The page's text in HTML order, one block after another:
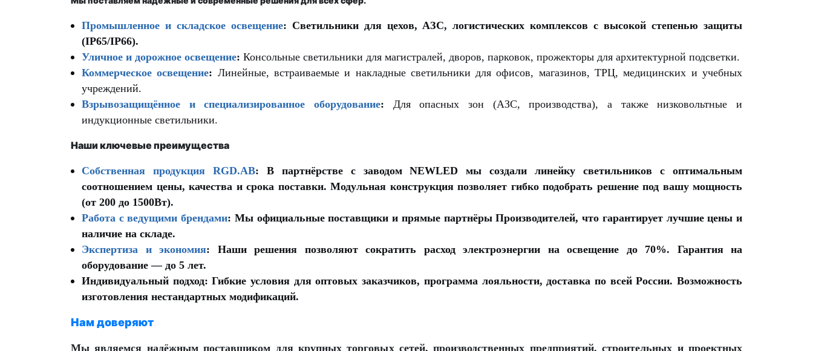
Промышленное и складское освещение: Светильники для цехов, АЗС, логистических комплексов с высокой степенью защиты
(IP65/IP66).
Уличное и дорожное освещение: Консольные светильники для магистралей, дворов, парковок, прожекторы для архитектурной подсветки.
Коммерческое освещение: Линейные, встраиваемые и накладные светильники для офисов, магазинов, ТРЦ, медицинских и учебных
учреждений.
Взрывозащищённое и специализированное оборудование: Для опасных зон (АЗС, производства), а также низковольтные и
индукционные светильники.
Наши ключевые преимущества
Собственная продукция RGD.AB: В партнёрстве с заводом NEWLED мы создали линейку светильников с оптимальным
соотношением цены, качества и срока поставки. Модульная конструкция позволяет гибко подобрать решение под вашу мощность
(от 200 до 1500Вт).
Работа с ведущими брендами: Мы официальные поставщики и прямые партнёры Производителей, что гарантирует лучшие цены и
наличие на складе.
Экспертиза и экономия: Наши решения позволяют сократить расход электроэнергии на освещение до 70%. Гарантия на
оборудование — до 5 лет.
Индивидуальный подход: Гибкие условия для оптовых заказчиков, программа лояльности, доставка по всей России. Возможность
изготовления нестандартных модификаций.
Нам доверяют
Мы являемся надёжным поставщиком для крупных торговых сетей, производственных предприятий, строительных и проектных